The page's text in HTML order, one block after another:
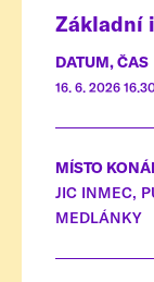
Základní
DATUM, ČAS
16. 6. 2026
MÍSTO
JIC INMEC,
MEDLÁNKY